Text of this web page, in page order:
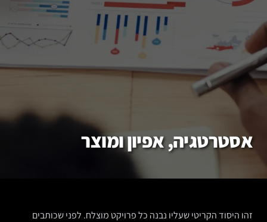
אסטרטגיה, אפיון ומוצר
זהו היסוד הקריטי שעליו נבנה כל פרויקט מוצלח. לפני שכותבים